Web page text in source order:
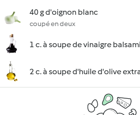
40 g d'oignon blanc
coupé en deux
1 c. à soupe de vinaigre
2 c. à soupe d'huile d'olive